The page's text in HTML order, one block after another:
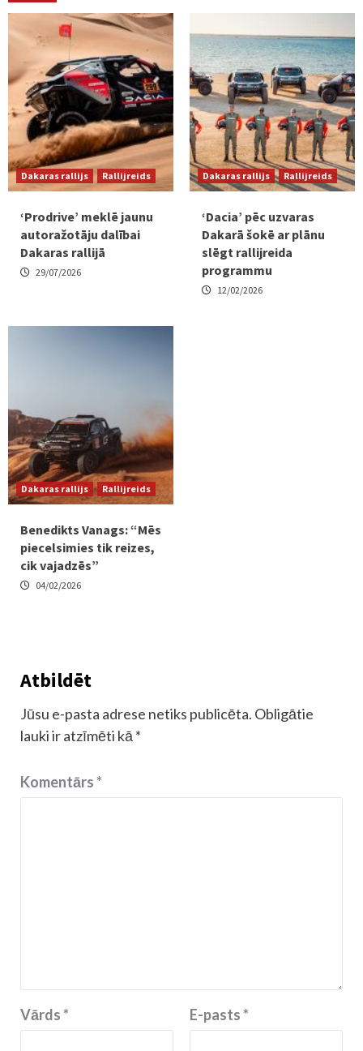
Dakaras rallijs Rallijreids
‘Prodrive’ meklē jaunu
autoražotāju dalībai
Dakaras rallijā
29/07/2026
Dakaras rallijs Rallijreids
‘Dacia’ pēc uzvaras
Dakarā šokē ar plānu
slēgt rallijreida
programmu
12/02/2026
Dakaras rallijs Rallijreids
Benedikts Vanags: “Mēs
piecelsimies tik reizes,
cik vajadzēs”
04/02/2026
Atbildēt
Jūsu e-pasta adrese netiks publicēta. Obligātie
lauki ir atzīmēti kā *
Komentārs*
Vārds* E-pasts*